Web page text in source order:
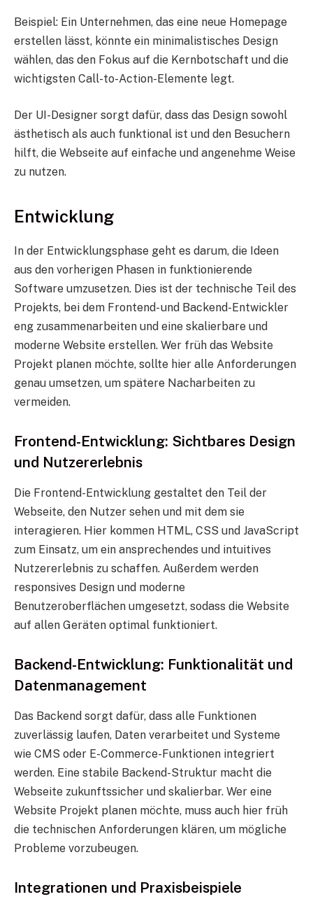
Beispiel: Ein Unternehmen, das eine neue Homepage
erstellen lässt, könnte ein minimalistisches Design
wählen, das den Fokus auf die Kernbotschaft und die
wichtigsten Call-to-Action-Elemente legt.
Der UI-Designer sorgt dafür, dass das Design sowohl
ästhetisch als auch funktional ist und den Besuchern
hilft, die Webseite auf einfache und angenehme Weise
zu nutzen.
Entwicklung
In der Entwicklungsphase geht es darum, die Ideen
aus den vorherigen Phasen in funktionierende
Software umzusetzen. Dies ist der technische Teil des
Projekts, bei dem Frontend- und Backend-Entwickler
eng zusammenarbeiten und eine skalierbare und
moderne Website erstellen. Wer früh das Website
Projekt planen möchte, sollte hier alle Anforderungen
genau umsetzen, um spätere Nacharbeiten zu
vermeiden.
Frontend-Entwicklung: Sichtbares Design
und Nutzererlebnis
Die Frontend-Entwicklung gestaltet den Teil der
Webseite, den Nutzer sehen und mit dem sie
interagieren. Hier kommen HTML, CSS und JavaScript
zum Einsatz, um ein ansprechendes und intuitives
Nutzererlebnis zu schaffen. Außerdem werden
responsives Design und moderne
Benutzeroberflächen umgesetzt, sodass die Website
auf allen Geräten optimal funktioniert.
Backend-Entwicklung: Funktionalität und
Datenmanagement
Das Backend sorgt dafür, dass alle Funktionen
zuverlässig laufen, Daten verarbeitet und Systeme
wie CMS oder E-Commerce-Funktionen integriert
werden. Eine stabile Backend-Struktur macht die
Webseite zukunftssicher und skalierbar. Wer eine
Website Projekt planen möchte, muss auch hier früh
die technischen Anforderungen klären, um mögliche
Probleme vorzubeugen.
Integrationen und Praxisbeispiele